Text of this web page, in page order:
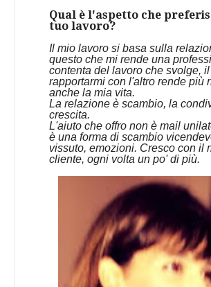
Qual è l'aspetto che
tuo lavoro?
Il mio lavoro si basa sulla
questo che mi rende una
contenta del lavoro che svolge,
rapportarmi con l'altro rende più
anche la mia vita.
La relazione è scambio, la
crescita.
L'aiuto che offro non è mail
è una forma di scambio
vissuto, emozioni. Cresco con il
cliente, ogni volta un po' di più.